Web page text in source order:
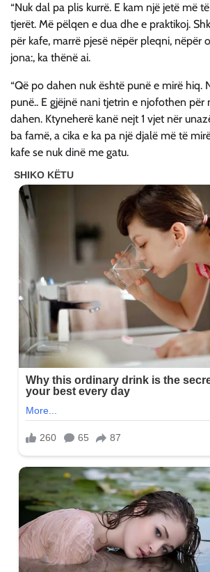
“Nuk dal pa plis kurrë. E kam një jetë më
tjerët. Më pëlqen e dua dhe e praktikoj.
për kafe, marrë pjesë nëpër pleqni, nëpër
jona:, ka thënë ai.
“Që po dahen nuk është punë e mirë hiq.
punë.. E gjëjnë nani tjetrin e njofothen për
dahen. Ktyneherë kanë nejt 1 vjet nër
ba famë, a cika e ka pa një djalë më të
kafe se nuk dinë me gatu.